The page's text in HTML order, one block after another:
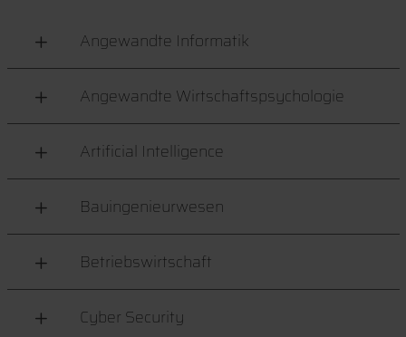
Angewandte Informatik
Angewandte Wirtschaftspsychologie
Artificial Intelligence
Bauingenieurwesen
Betriebswirtschaft
Cyber Security